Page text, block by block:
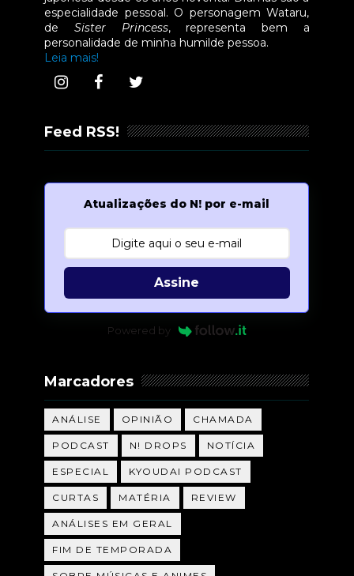
especialidade pessoal. O personagem Wataru,
deSister Princess, representa bem a
personalidade de minha humilde pessoa.
Leia mais!
Feed RSS!
Atualizações do N! por e-mail
Assine
Powered by
Marcadores
ANÁLISE OPINIÃO CHAMADA
PODCAST N! DROPS NOTÍCIA
ESPECIAL KYOUDAI PODCAST
CURTAS MATÉRIA REVIEW
ANÁLISES EM GERAL
FIM DE TEMPORADA